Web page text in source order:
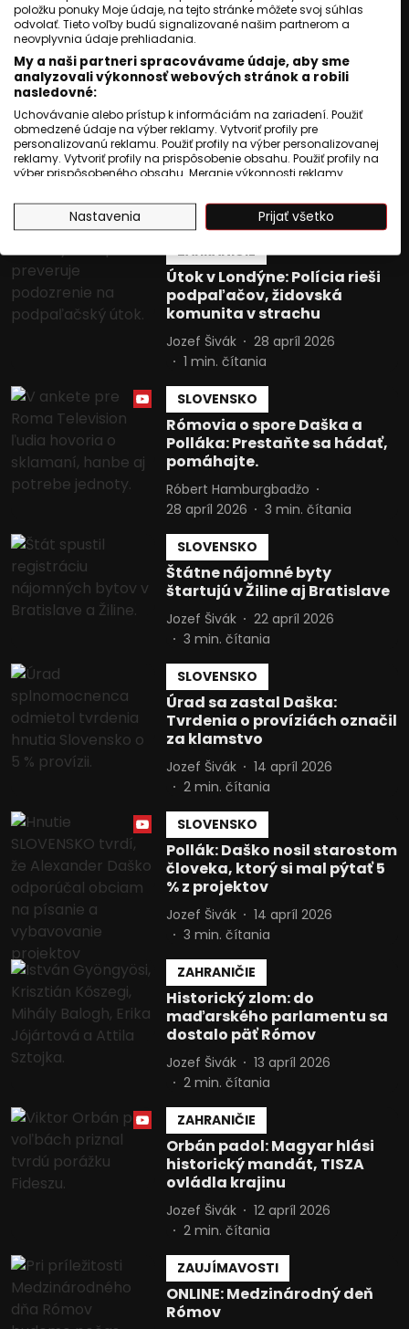
úspešná tatérka
Petra Joška
4 min. čítania
Slovensko je 22 rokov v EÚ:
miliardy, euro a varovanie
Andreja Danka
min. čítania
ZAHRANIČIE
Útok v Londýne: Polícia rieši
podpaľačov, židovská
komunita v strachu
Jozef Šivák
28 apríl 2026
1 min. čítania
SLOVENSKO
Rómovia o spore Daška a
Polláka: Prestaňte sa hádať,
pomáhajte.
Róbert Hamburgbadžo
28 apríl 2026
3 min. čítania
SLOVENSKO
Štátne nájomné byty
štartujú v Žiline aj Bratislave
Jozef Šivák
22 apríl 2026
3 min. čítania
SLOVENSKO
Úrad sa zastal Daška:
Tvrdenia o províziách označil
za klamstvo
Jozef Šivák
14 apríl 2026
2 min. čítania
SLOVENSKO
Pollák: Daško nosil starostom
človeka, ktorý si mal pýtať 5
% z projektov
Jozef Šivák
14 apríl 2026
3 min. čítania
ZAHRANIČIE
Historický zlom: do
maďarského parlamentu sa
dostalo päť Rómov
Jozef Šivák
13 apríl 2026
2 min. čítania
ZAHRANIČIE
Orbán padol: Magyar hlási
historický mandát, TISZA
ovládla krajinu
Jozef Šivák
12 apríl 2026
2 min. čítania
ZAUJÍMAVOSTI
ONLINE: Medzinárodný deň
Rómov
položku ponuky Moje údaje, na tejto stránke môžete svoj súhlas
odvolať. Tieto voľby budú signalizované našim partnerom a
neovplyvnia údaje prehliadania.
My a naši partneri spracovávame údaje, aby sme
analyzovali výkonnosť webových stránok a robili
nasledovné:
Uchovávanie alebo prístup k informáciám na zariadení. Použiť
obmedzené údaje na výber reklamy. Vytvoriť profily pre
personalizovanú reklamu. Použiť profily na výber personalizovanej
reklamy. Vytvoriť profily na prispôsobenie obsahu. Použiť profily na
výber prispôsobeného obsahu. Meranie výkonnosti reklamy.
štatistík alebo spájania údajov z rôznych zdrojov. Vývoj a
zlepšovanie služieb. Použitie obmedzených údajov na výber
obsahu.
USA.
Váš súhlas a zásady používania cookie sa vzťahujú výlučne na
túto webovú stránku/aplikáciu.
Zobraziť zoznam partnerov (1009 predajcovia IAB)
Vaše údaje používame na nasledujúce účely:
Uchovávanie alebo prístup k
informáciám na zariadení
Použiť obmedzené údaje na výber
reklamy
Vytvoriť profily pre personalizovanú
Použiť profily na výber personalizovanej
reklamy
Vytvoriť profily na prispôsobenie
obsahu
obsahu
Meranie výkonnosti reklamy
Meranie výkonnosti obsahu
Pochopiť cieľové skupiny na základe
rôznych zdrojov
Vývoj a zlepšovanie služieb
Použitie obmedzených údajov na výber
obsahu
Špeciálne funkcie IAB:
Používanie presných údajov o
geografickej polohe
Identifikácia zariadení na základe
aktívne vyžiadaných informácií
Účely spracovania, ktoré nie sú v kompetencii IAB:
Výkon
Funkčné
Nastavenia Prijať všetko